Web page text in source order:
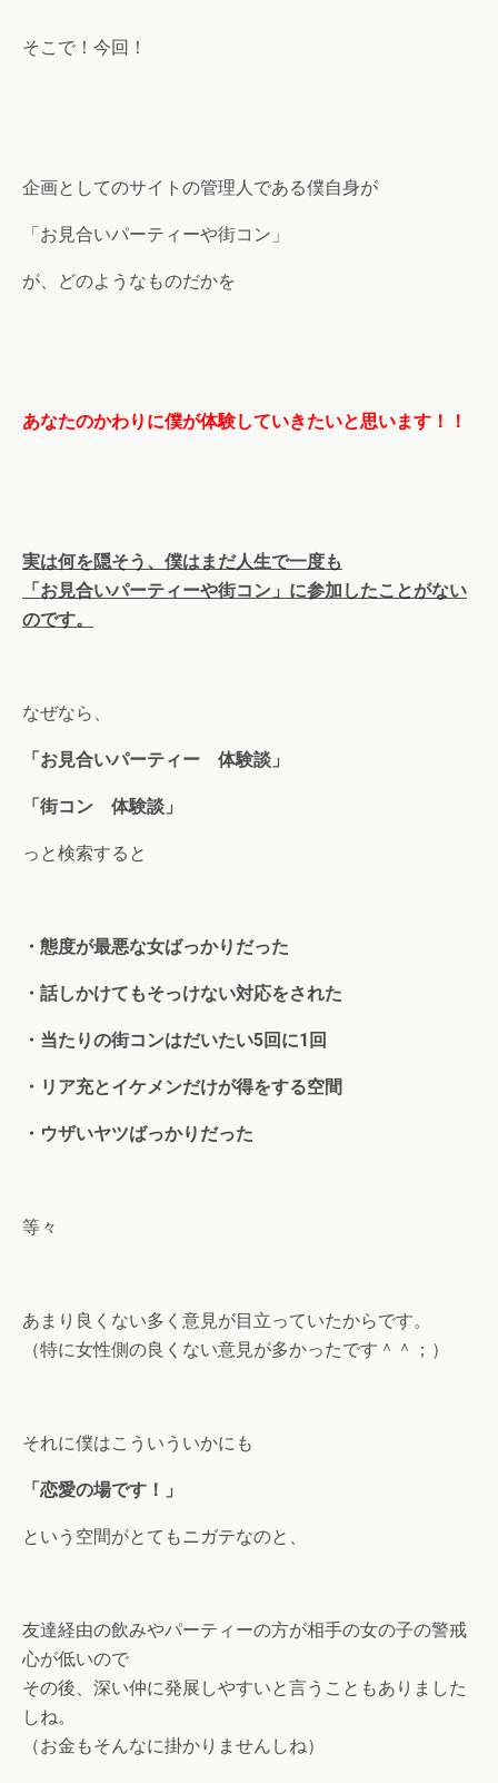
そこで！今回！
企画としてのサイトの管理人である僕自身が
「お見合いパーティーや街コン」
が、どのようなものだかを
あなたのかわりに僕が体験していきたいと思います！！
実は何を隠そう、僕はまだ人生で一度も
「お見合いパーティーや街コン」に参加したことがない
のです。
なぜなら、
「お見合いパーティー 体験談」
「街コン 体験談」
っと検索すると
・態度が最悪な女ばっかりだった
・話しかけてもそっけない対応をされた
・当たりの街コンはだいたい5回に1回
・リア充とイケメンだけが得をする空間
・ウザいヤツばっかりだった
等々
あまり良くない多く意見が目立っていたからです。
（特に女性側の良くない意見が多かったです＾＾；）
それに僕はこういういかにも
「恋愛の場です！」
という空間がとてもニガテなのと、
友達経由の飲みやパーティーの方が相手の女の子の警戒
心が低いので
その後、深い仲に発展しやすいと言うこともありました
しね。
（お金もそんなに掛かりませんしね）